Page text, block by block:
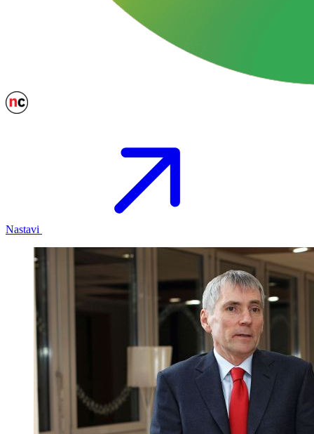
Nastavi